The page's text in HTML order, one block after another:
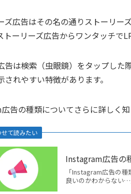
ズ広告はその名の通りストーリー
トーリーズ広告からワンタッチで
告は検索（虫眼鏡）をタップした
されやすい特徴があります。
告の種類についてさらに詳しく
せて読みたい
Instagram広告の
「Instagram広告の
良いのかわからない